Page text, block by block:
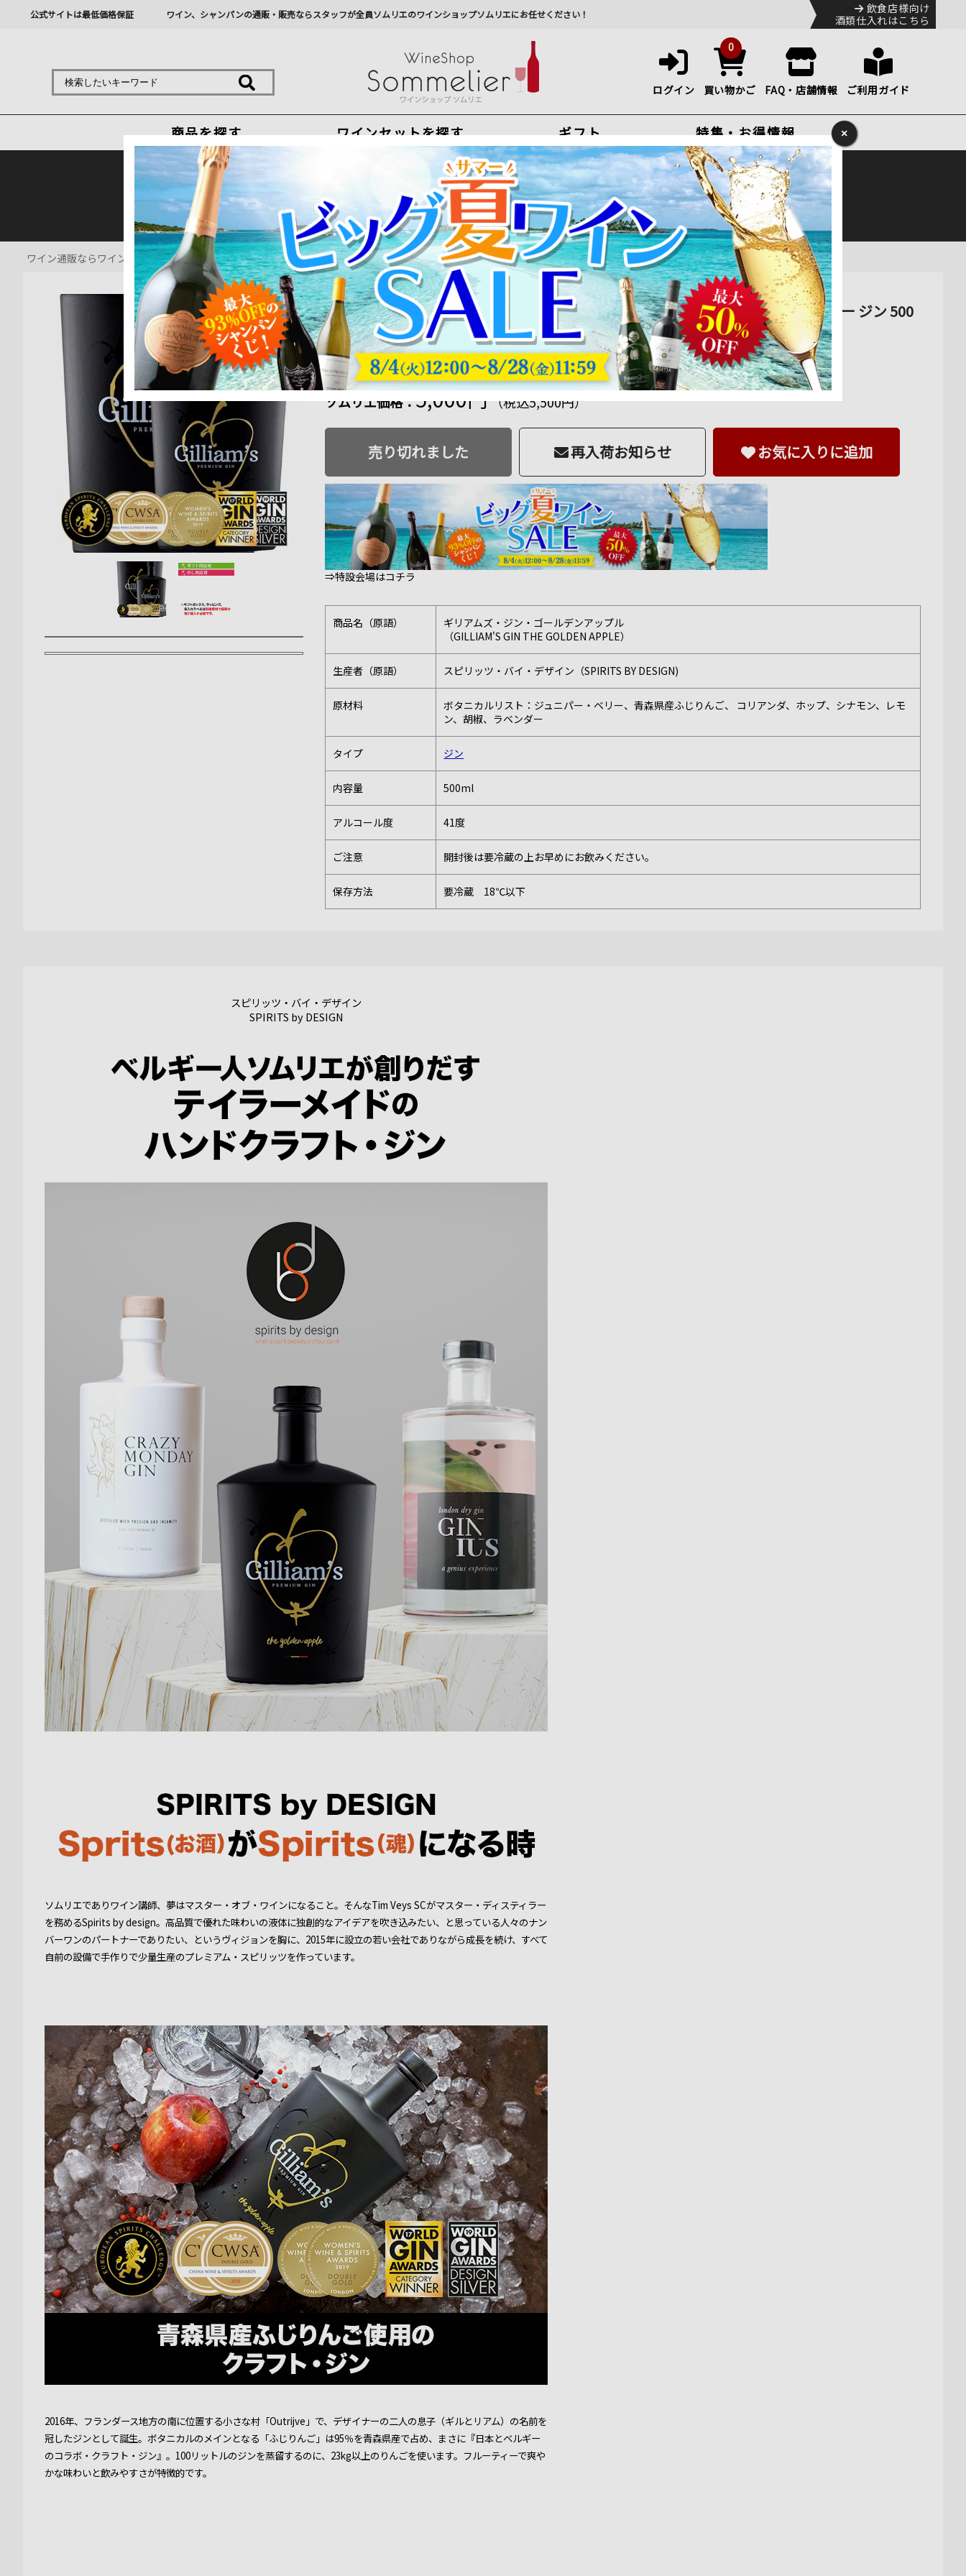
公式サイトは最低価格保証 ワイン、シャンパンの通販・販売ならスタッフが全員ソムリエのワインショップソムリエにお任せください！
飲食店様向け
酒類仕入れはこちら
ログイン
0
買い物かご FAQ・店舗情報 ご利用ガイド
商品を探す ワインセットを探す ギフト 特集・お得情報
今から注文で最短8月7日(金)出荷
最新の出荷スケジュールについてはこちらをクリック
熊本地震の影響により九州への配送に遅れが生じております。最新情報は佐川急便のHPをご確認下さい。
ワイン通販ならワインショップソムリエ > ジン通販 > ギリアムズ・ジン・ゴールデンアップル スピリッツ・バイ・デザイン NV ベルギー ジン 500ml 通販
ギリアムズ・ジン・ゴールデンアップル スピリッツ・バイ・デザイン NV ベルギー ジン 500
ml
商品番号：5401042551164 販売日：2021年 07月 09日 09:00
品切 50 ポイント進呈 お一人様1本限定
ソムリエ価格：5,000円（税込5,500円）
売り切れました 再入荷お知らせ お気に入りに追加
⇒特設会場はコチラ
商品名（原語）
ギリアムズ・ジン・ゴールデンアップル
（GILLIAM'S GIN THE GOLDEN APPLE）
生産者（原語） スピリッツ・バイ・デザイン（SPIRITS BY DESIGN)
原材料
ボタニカルリスト：ジュニパー・ベリー、青森県産ふじりんご、 コリアンダ、ホップ、シナモン、レモ
ン、胡椒、ラベンダー
タイプ ジン
内容量 500ml
アルコール度 41度
ご注意 開封後は要冷蔵の上お早めにお飲みください。
保存方法 要冷蔵 18℃以下
スピリッツ・バイ・デザイン
SPIRITS by DESIGN
ソムリエでありワイン講師、夢はマスター・オブ・ワインになること。そんなTim Veys SCがマスター・ディスティラー
を務めるSpirits by design。高品質で優れた味わいの液体に独創的なアイデアを吹き込みたい、と思っている人々のナン
バーワンのパートナーでありたい、というヴィジョンを胸に、2015年に設立の若い会社でありながら成長を続け、すべて
自前の設備で手作りで少量生産のプレミアム・スピリッツを作っています。
2016年、フランダース地方の南に位置する小さな村「Outrijve」で、デザイナーの二人の息子（ギルとリアム）の名前を
冠したジンとして誕生。ボタニカルのメインとなる「ふじりんご」は95％を青森県産で占め、まさに『日本とベルギー
のコラボ・クラフト・ジン』。100リットルのジンを蒸留するのに、23kg以上のりんごを使います。フルーティーで爽や
かな味わいと飲みやすさが特徴的です。
×